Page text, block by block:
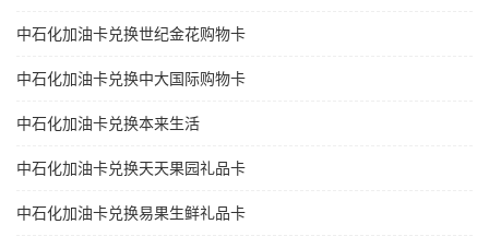
中石化加油卡兑换世纪金花购物卡
中石化加油卡兑换中大国际购物卡
中石化加油卡兑换本来生活
中石化加油卡兑换天天果园礼品卡
中石化加油卡兑换易果生鲜礼品卡